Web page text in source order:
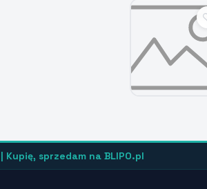
Kupię, sprzedam na BLIPO.pl